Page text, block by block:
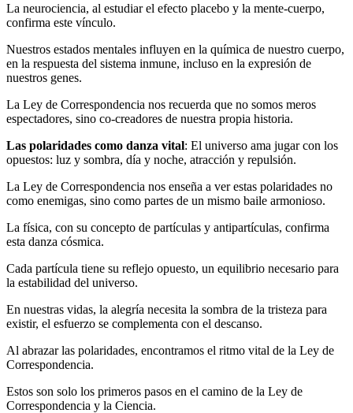
La neurociencia, al estudiar el efecto placebo y la mente-cuerpo,
confirma este vínculo.
Nuestros estados mentales influyen en la química de nuestro cuerpo,
en la respuesta del sistema inmune, incluso en la expresión de
nuestros genes.
La Ley de Correspondencia nos recuerda que no somos meros
espectadores, sino co-creadores de nuestra propia historia.
Las polaridades como danza vital: El universo ama jugar con los
opuestos: luz y sombra, día y noche, atracción y repulsión.
La Ley de Correspondencia nos enseña a ver estas polaridades no
como enemigas, sino como partes de un mismo baile armonioso.
La física, con su concepto de partículas y antipartículas, confirma
esta danza cósmica.
Cada partícula tiene su reflejo opuesto, un equilibrio necesario para
la estabilidad del universo.
En nuestras vidas, la alegría necesita la sombra de la tristeza para
existir, el esfuerzo se complementa con el descanso.
Al abrazar las polaridades, encontramos el ritmo vital de la Ley de
Correspondencia.
Estos son solo los primeros pasos en el camino de la Ley de
Correspondencia y la Ciencia.